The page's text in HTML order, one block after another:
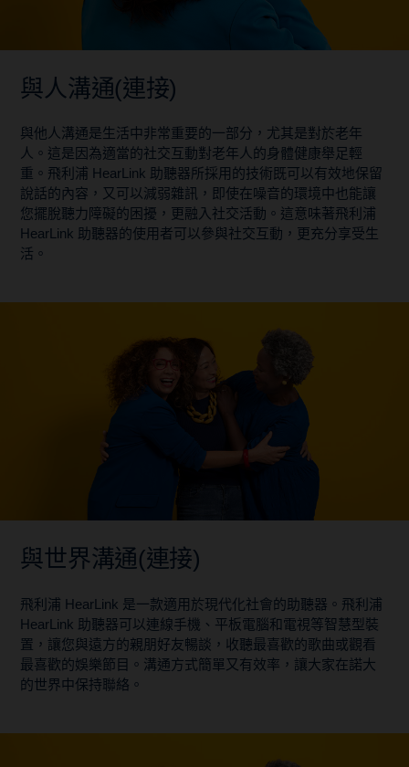
與人溝通(連接)
與他人溝通是生活中非常重要的一部分，尤其是對於老年
人。這是因為適當的社交互動對老年人的身體健康舉足輕
重。飛利浦 HearLink 助聽器所採用的技術既可以有效地保留
說話的內容，又可以減弱雜訊，即使在噪音的環境中也能讓
您擺脫聽力障礙的困擾，更融入社交活動。這意味著飛利浦
HearLink 助聽器的使用者可以參與社交互動，更充分享受生
活。
與世界溝通(連接)
飛利浦 HearLink 是一款適用於現代化社會的助聽器。飛利浦
HearLink 助聽器可以連線手機、平板電腦和電視等智慧型裝
置，讓您與遠方的親朋好友暢談，收聽最喜歡的歌曲或觀看
最喜歡的娛樂節目。溝通方式簡單又有效率，讓大家在諾大
的世界中保持聯絡。